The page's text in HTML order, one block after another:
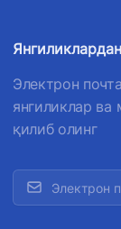
Электрон
янгиликлар ва
қилиб олинг